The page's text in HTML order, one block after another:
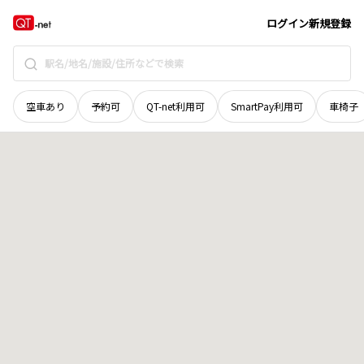
ログイン新規登録
空車あり 予約可 QT-net利用可 SmartPay利用可 車椅子
和歌山県